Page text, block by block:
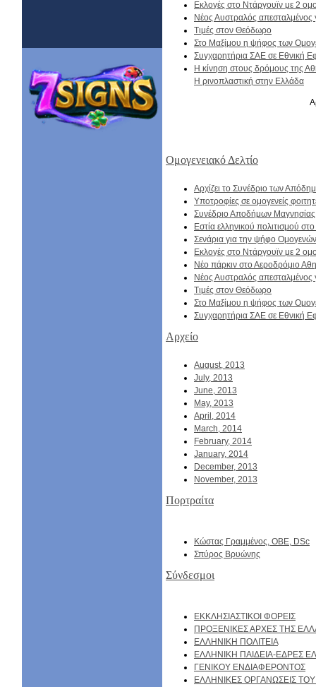
Εκλογές στο Ντάργουϊν με 2
Nέος Αυστραλός απεσταλμένος
Τιμές στον Θεόδωρο
Στο Μαξίμου η ψήφος των
Συγχαρητήρια ΣΑΕ σε Εθνική
Η κίνηση στους δρόμους της
Η ρινοπλαστική στην Ελλάδα
Ομογενειακό Δελτίο
Αρχίζει το Συνέδριο των
Υποτροφίες σε ομογενείς
Συνέδριο Αποδήμων Μαγνησίας
Εστία ελληνικού πολιτισμού
Σενάρια για την ψήφο Ομογενών
Εκλογές στο Ντάργουϊν με 2
Νέο πάρκιν στο Αεροδρόμιο
Nέος Αυστραλός απεσταλμένος
Τιμές στον Θεόδωρο
Στο Μαξίμου η ψήφος των
Συγχαρητήρια ΣΑΕ σε Εθνική
Αρχείο
August, 2013
July, 2013
June, 2013
May, 2013
April, 2014
March, 2014
February, 2014
January, 2014
December, 2013
November, 2013
Πορτραίτα
Κώστας Γραμμένος, ΟΒΕ, DSc
Σπύρος Βρυώνης
Σύνδεσμοι
EKKΛΗΣΙΑΣΤΙΚΟΙ ΦΟΡΕΙΣ
ΠΡΟΞΕΝΙΚΕΣ ΑΡΧΕΣ ΤΗΣ
ΕΛΛΗΝΙΚΗ ΠΟΛΙΤΕΙΑ
ΕΛΛΗΝΙΚΗ ΠΑΙΔΕΙΑ-ΕΔΡΕΣ
ΓΕΝΙΚΟΥ ΕΝΔΙΑΦΕΡΟΝΤΟΣ
ΕΛΛΗΝΙΚΕΣ ΟΡΓΑΝΩΣΕΙΣ